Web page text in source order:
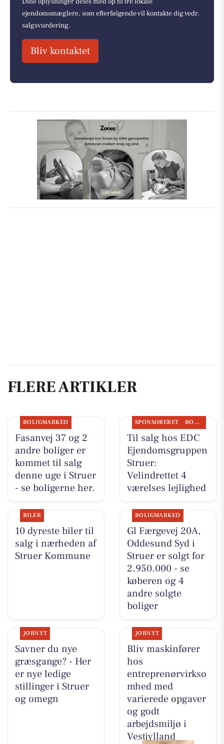
ejendomsmæglere, som efterfølgende vil kontakte dig vedr.
salgsvurdering.
Bliv kontaktet
FLERE ARTIKLER
BOLIGMARKED
Fasanvej 37 og 2
andre boliger er
kommet til salg
denne uge i Struer
- se boligerne her.
SPONSORERET BOLIGMARKED
Til salg hos EDC
Ejen­doms­grup­pen
Struer:
Velindrettet 4
værelses lejlighed
BILER
10 dyreste biler til
salg i nærheden af
Struer Kommune
BOLIGMARKED
Gl Færgevej 20A,
Oddesund Syd i
Struer er solgt for
2.950.000 - se
køberen og 4
andre solgte
boliger
JOBNYT
Savner du nye
græsgange? - Her
er nye ledige
stillinger i Struer
og omegn
JOBNYT
Bliv maskinfører
hos
entreprenørvirkso
mhed med
varierede opgaver
og godt
arbejdsmiljø i
Vestjylland